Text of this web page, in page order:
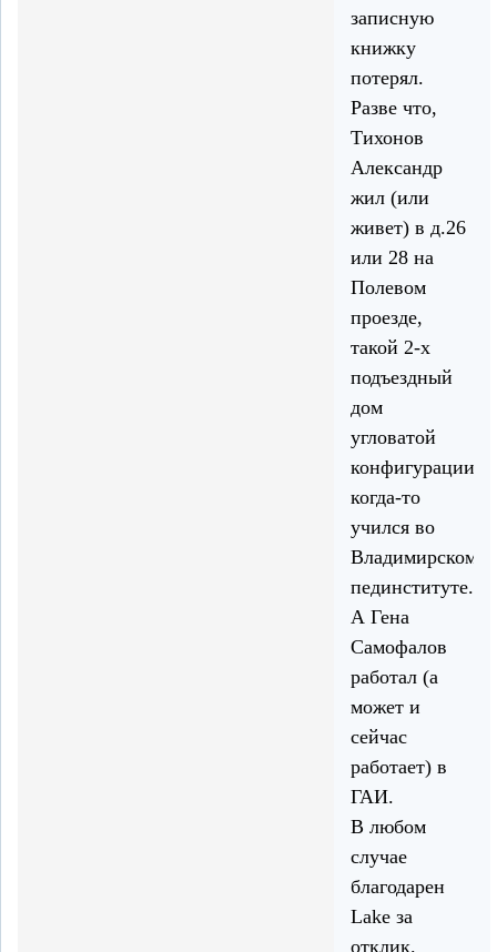
записную
книжку
потерял.
Разве что,
Тихонов
Александр
жил (или
живет) в д.26
или 28 на
Полевом
проезде,
такой 2-х
подъездный
дом
угловатой
конфигурации,
когда-то
учился во
Владимирском
пединституте.
А Гена
Самофалов
работал (а
может и
сейчас
работает) в
ГАИ.
В любом
случае
благодарен
Lake за
отклик.